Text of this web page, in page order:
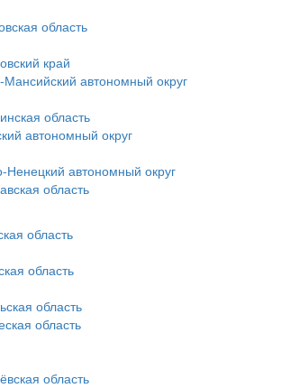
область
край
автономный округ
область
автономный округ
Ненецкий автономный округ
область
область
область
область
область
область